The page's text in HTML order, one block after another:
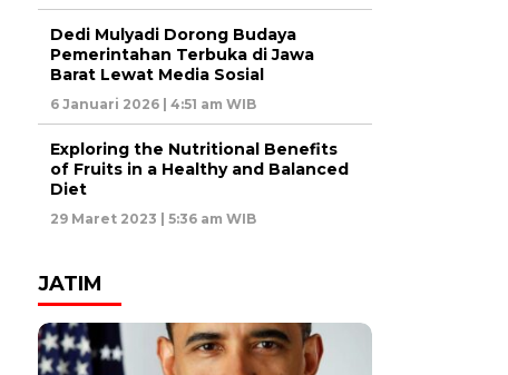
Dedi Mulyadi Dorong Budaya
Pemerintahan Terbuka di Jawa
Barat Lewat Media Sosial
6 Januari 2026 | 4:51 am WIB
Exploring the Nutritional Benefits
of Fruits in a Healthy and Balanced
Diet
29 Maret 2023 | 5:36 am WIB
JATIM